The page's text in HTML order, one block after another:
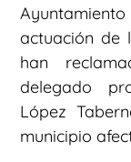
actuación de
han
delegado
López
municipio